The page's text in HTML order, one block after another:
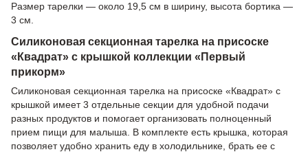
Размер тарелки — около 19,5 см в ширину, высота бортика —
3 см.
Силиконовая секционная тарелка на присоске
«Квадрат» с крышкой коллекции «Первый
прикорм»
Силиконовая секционная тарелка на присоске «Квадрат» с
крышкой имеет 3 отдельные секции для удобной подачи
разных продуктов и помогает организовать полноценный
прием пищи для малыша. В комплекте есть крышка, которая
позволяет удобно хранить еду в холодильнике, брать ее с